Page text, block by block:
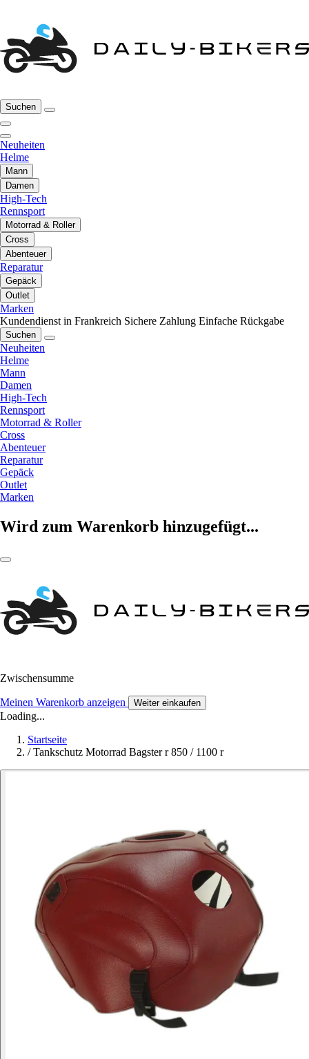
Suchen
Neuheiten
Helme
Mann
Damen
High-Tech
Rennsport
Motorrad & Roller
Cross
Abenteuer
Reparatur
Gepäck
Outlet
Marken
Kundendienst in Frankreich Sichere Zahlung Einfache Rückgabe
Suchen
Neuheiten
Helme
Mann
Damen
High-Tech
Rennsport
Motorrad & Roller
Cross
Abenteuer
Reparatur
Gepäck
Outlet
Marken
Wird zum Warenkorb hinzugefügt...
Zwischensumme
Meinen Warenkorb anzeigen Weiter einkaufen
Loading...
Startseite
/ Tankschutz Motorrad Bagster r 850 / 1100 r